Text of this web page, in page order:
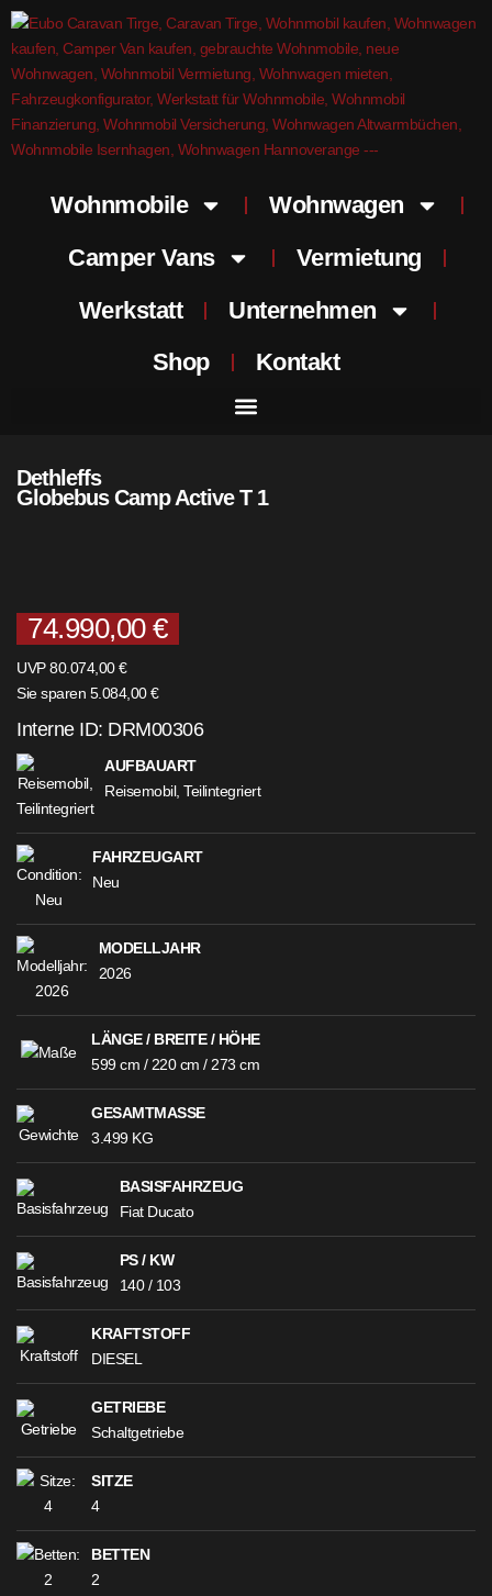
Wohnmobile
Wohnwagen
Camper Vans
Vermietung
Werkstatt
Unternehmen
Shop
Kontakt
Dethleffs
Globebus Camp Active T 1
74.990,00 €
UVP 80.074,00 €
Sie sparen 5.084,00 €
Interne ID: DRM00306
AUFBAUART
Reisemobil, Teilintegriert
FAHRZEUGART
Neu
MODELLJAHR
2026
LÄNGE / BREITE / HÖHE
599 cm / 220 cm / 273 cm
GESAMTMASSE
3.499 KG
BASISFAHRZEUG
Fiat Ducato
PS / KW
140 / 103
KRAFTSTOFF
DIESEL
GETRIEBE
Schaltgetriebe
SITZE
4
BETTEN
2